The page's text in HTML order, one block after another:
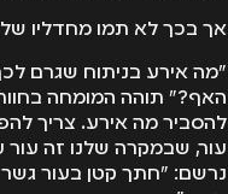
אך בכך לא תמו מחדליו
"מה אירע בניתוח שגרם
האף?" תוהה המומחה בחוות
להסביר מה אירע. צריך
עור, שבמקרה שלנו זה
נרשם: "חתך קטן בעור